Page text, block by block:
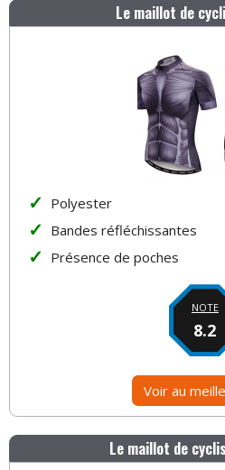
Le maillot de
Polyester
Bandes réfléchissantes
Présence de poches
NOTE
8.2
Voir au
Le maillot de